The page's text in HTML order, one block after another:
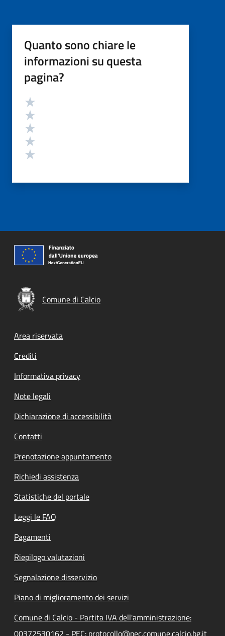
Quanto sono chiare le
informazioni su questa
pagina?
Valutazione
Comune di Calcio
Footer menu
Area riservata
Crediti
Informativa privacy
Note legali
Dichiarazione di accessibilità
Contatti
Prenotazione appuntamento
Richiedi assistenza
Statistiche del portale
Leggi le FAQ
Pagamenti
Riepilogo valutazioni
Segnalazione disservizio
Piano di miglioramento dei servizi
Comune di Calcio - Partita IVA dell'amministrazione:
00372530162 - PEC: protocollo@pec.comune.calcio.bg.it